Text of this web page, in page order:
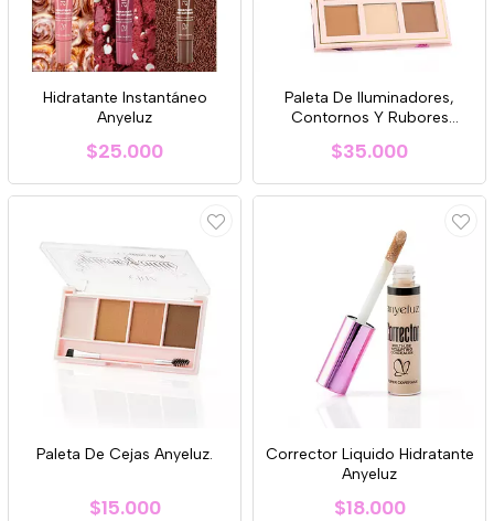
Hidratante Instantáneo
Anyeluz
$25.000
Paleta De Iluminadores,
Contornos Y Rubores
$35.000
Paleta De Cejas Anyeluz.
$15.000
Corrector Liquido Hidratante
Anyeluz
$18.000